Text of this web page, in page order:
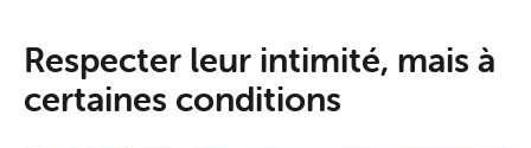
Res­pec­ter leur in­ti­mi­té, mais à
cer­taines condi­tions